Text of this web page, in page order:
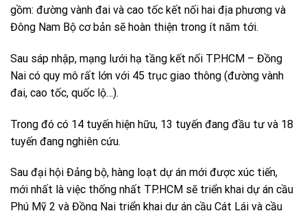
gồm: đường vành đai và cao tốc kết nối hai địa phương và
Đông Nam Bộ cơ bản sẽ hoàn thiện trong ít năm tới.
Sau sáp nhập, mạng lưới hạ tầng kết nối TP.HCM – Đồng
Nai có quy mô rất lớn với 45 trục giao thông (đường vành
đai, cao tốc, quốc lộ…).
Trong đó có 14 tuyến hiện hữu, 13 tuyến đang đầu tư và 18
tuyến đang nghiên cứu.
Sau đại hội Đảng bộ, hàng loạt dự án mới được xúc tiến,
mới nhất là việc thống nhất TP.HCM sẽ triển khai dự án cầu
Phú Mỹ 2 và Đồng Nai triển khai dự án cầu Cát Lái và cầu